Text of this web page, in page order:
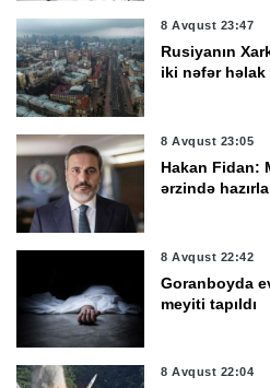
8 Avqust 23:47
Rusiyanın
iki nəfər həlak
8 Avqust 23:05
Hakan Fidan:
ərzində
8 Avqust 22:42
Goranboyda
meyiti tapıldı
8 Avqust 22:04